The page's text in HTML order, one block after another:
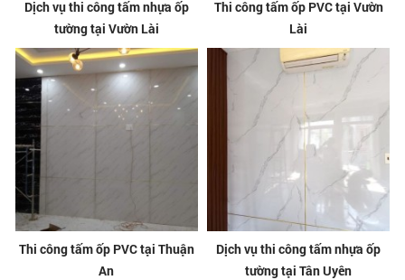
Dịch vụ thi công tấm nhựa ốp
tường tại Vườn Lài
Thi công tấm ốp PVC tại Vườn
Lài
Thi công tấm ốp PVC tại Thuận
An
Dịch vụ thi công tấm nhựa ốp
tường tại Tân Uyên